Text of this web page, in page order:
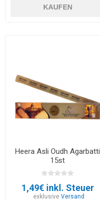
KAUFEN
Heera Asli Oudh Agarbatti
15st
1,49€ inkl. Steuer
exklusiveVersand